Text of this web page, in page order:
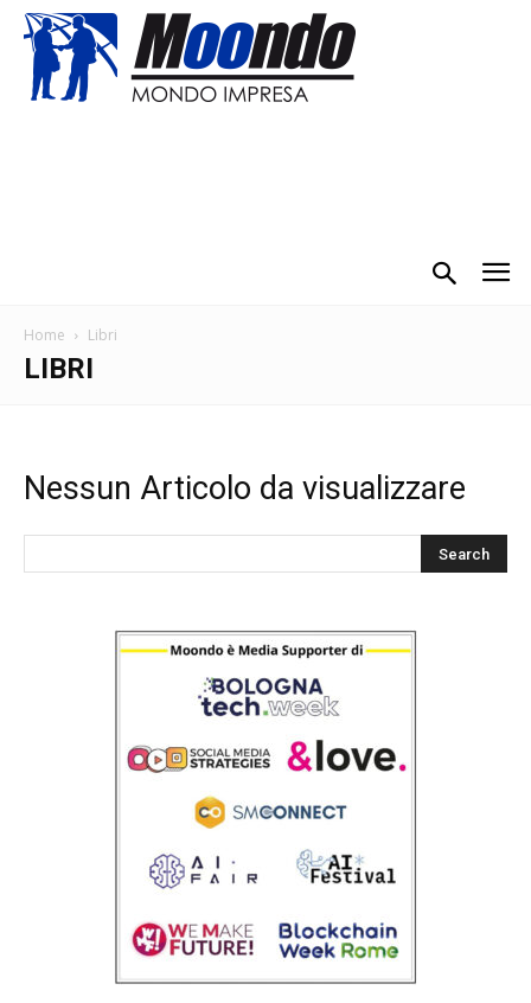
Home Libri
LIBRI
Nessun Articolo da visualizzare